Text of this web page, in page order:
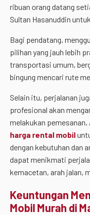
ribuan orang datang
Sultan Hasanuddin
Bagi pendatang,
pilihan yang jauh lebih
transportasi umum,
bingung mencari rute
Selain itu, perjalanan
profesional akan
melakukan
harga rental mobil
dengan kebutuhan dan
dapat menikmati
kemacetan, arah jalan,
Keuntungan
Mobil Murah di